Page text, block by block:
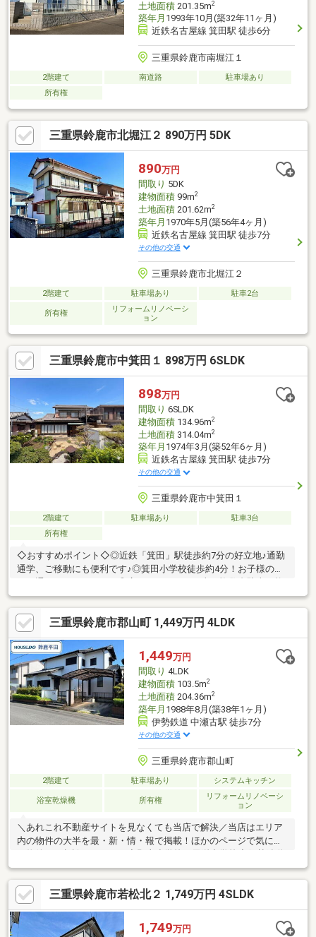
土地面積201.35m2
築年月 1993年10月(築32年11ヶ月)
近鉄名古屋線 箕田駅 徒歩6分
三重県鈴鹿市南堀江１
2階建て 南道路
駐車場あり
所有権
三重県鈴鹿市北堀江２ 890万円 5DK
890万円
間取り 5DK
建物面積99m2
土地面積201.62m2
築年月 1970年5月(築56年4ヶ月)
近鉄名古屋線 箕田駅 徒歩7分
その他の交通
三重県鈴鹿市北堀江２
2階建て 駐車場あり 駐車2台
所有権
リフォームリノベーシ
ョン
三重県鈴鹿市中箕田１ 898万円 6SLDK
898万円
間取り 6SLDK
建物面積134.96m2
土地面積314.04m2
築年月 1974年3月(築52年6ヶ月)
近鉄名古屋線 箕田駅 徒歩7分
その他の交通
三重県鈴鹿市中箕田１
2階建て 駐車場あり
駐車3台
所有権
◇おすすめポイント◇◎近鉄「箕田」駅徒歩約7分の好立地♪通勤
通学、ご移動にも便利です♪◎箕田小学校徒歩約4分！お子様の足
です！◇周辺環境◇お車でのご移動が便利なエリアです！箕田小
学校徒歩約4分！・マックスバリュまで徒歩25分(約2000m)・ファ
ミリーマートまで徒歩14分(約1100m)・ウェルシアまで徒歩17分
(約1300m)・郵便局まで徒歩9分(約650m)・三十三銀行まで徒歩32
分(約2500m)
三重県鈴鹿市郡山町 1,449万円 4LDK
1,449万円
間取り 4LDK
建物面積103.5m2
土地面積204.36m2
築年月 1988年8月(築38年1ヶ月)
伊勢鉄道 中瀬古駅 徒歩7分
その他の交通
三重県鈴鹿市郡山町
2階建て 駐車場あり システムキッチン
浴室乾燥機 所有権
リフォームリノベーシ
ョン
＼あれこれ不動産サイトを見なくても当店で解決／当店はエリア
内の物件の大半を最・新・情・報で掲載！ほかのページで気にな
る物件もご相談ください。◆郡山小学校／天栄中学校◆伊勢鉄道/
中瀬古駅まで徒歩約7分◆システムキッチン・オートバス◎◆全
居室南向き・6帖以上でゆったり◆小学校や病院まで徒歩約7分で
子育て世帯も安心※写真をクリックすると、詳細をご覧いただけ
ます。＝＝＝＝＝＝＝＝＝＝＝＝＝＝＝＝＝＝＝＝＝＝《失敗し
ない住宅ローン選び！》豊富な銀行金利情報を持っていますの
で、お客様の安心ゆとりのある資金計画をご提案できます。＝＝
三重県鈴鹿市若松北２ 1,749万円 4SLDK
1,749万円